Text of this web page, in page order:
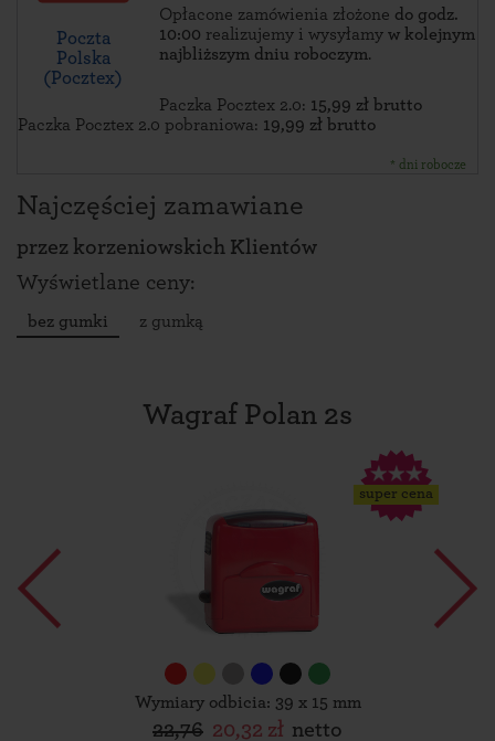
Poczta
Polska
(Pocztex)
Opłacone zamówienia złożone do godz.
10:00 realizujemy i wysyłamy w kolejnym
najbliższym dniu roboczym.
Paczka Pocztex 2.0: 15,99 zł brutto
Paczka Pocztex 2.0 pobraniowa: 19,99 zł brutto
* dni robocze
Najczęściej zamawiane
przez korzeniowskich Klientów
Wyświetlane ceny:
bez gumki z gumką
Wagraf Polan 2s
super cena
Wymiary odbicia: 39 x 15 mm
22,76 20,32 zł netto